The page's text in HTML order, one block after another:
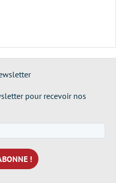
pour recevoir nos
e-
mail
*